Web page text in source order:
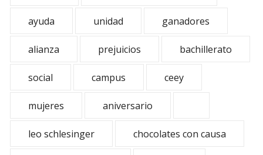
ayuda unidad ganadores
alianza prejuicios bachillerato
social campus ceey
mujeres aniversario
leo schlesinger chocolates con causa